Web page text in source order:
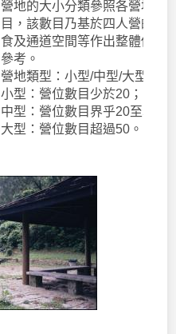
營地的大小分類參照各營地的
目，該數目乃基於四人營的尺
食及通道空間等作出整體估算
參考。
營地類型：小型/中型/大型
小型：營位數目少於20；
中型：營位數目界乎20至50；
大型：營位數目超過50。